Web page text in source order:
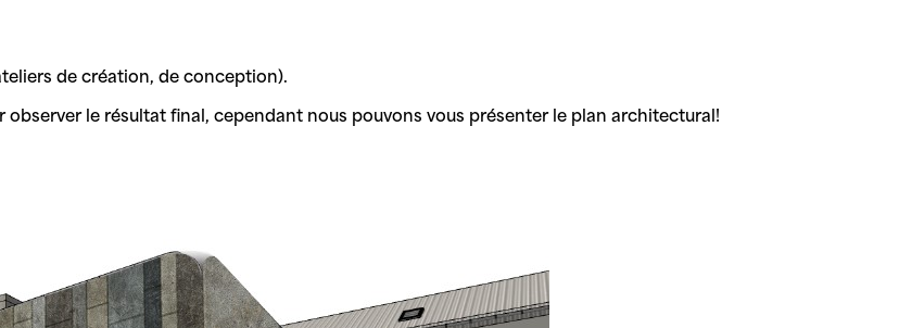
de création, de conception).
le résultat final, cependant nous pouvons vous présenter le plan architectural!